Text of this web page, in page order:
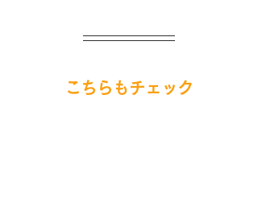
こちらもチェック